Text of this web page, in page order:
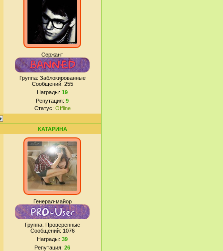
Сержант
Группа: Заблокированные
Сообщений: 255
Награды: 19
Репутация: 9
Статус: Offline
КАТАРИНА
Генерал-майор
Группа: Проверенные
Сообщений: 1076
Награды: 39
Репутация: 26